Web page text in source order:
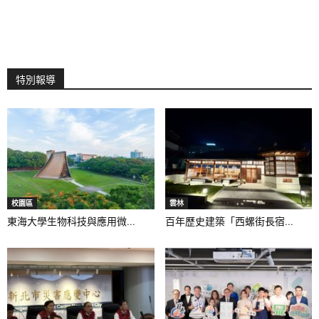
特別報導
校園區
東海大學生物科技與應用微...
雲林
百年歷史建築「西螺街長宿...